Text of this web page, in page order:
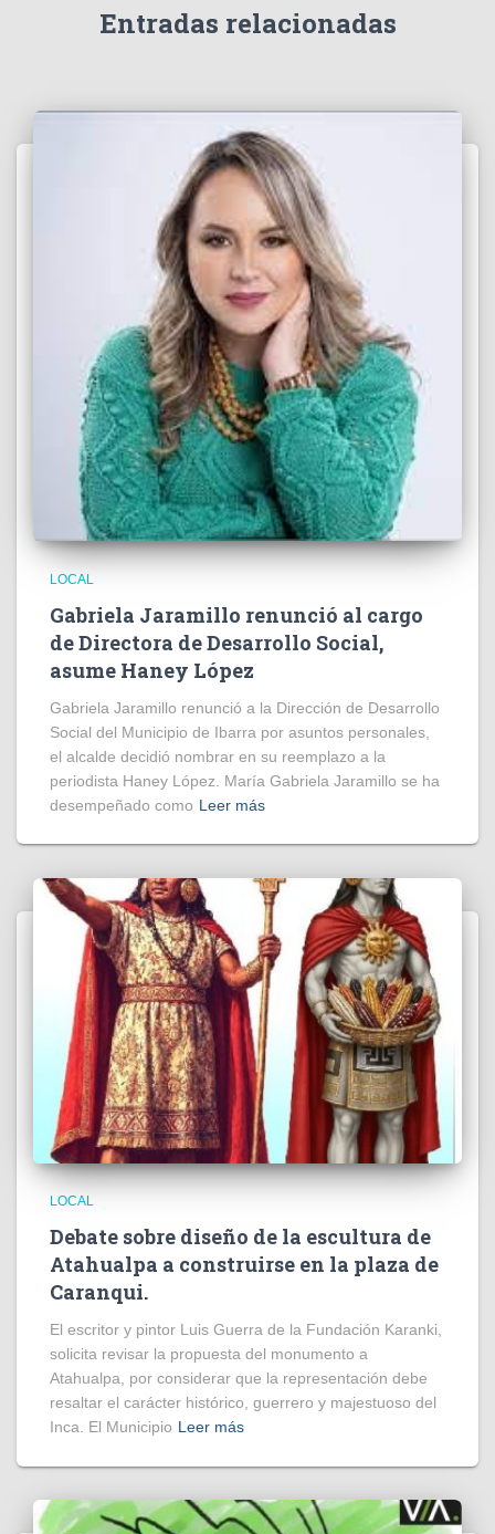
Entradas relacionadas
LOCAL
Gabriela Jaramillo renunció al cargo
de Directora de Desarrollo Social,
asume Haney López
Gabriela Jaramillo renunció a la Dirección de Desarrollo
Social del Municipio de Ibarra por asuntos personales,
el alcalde decidió nombrar en su reemplazo a la
periodista Haney López. María Gabriela Jaramillo se ha
desempeñado como Leer más
LOCAL
Debate sobre diseño de la escultura de
Atahualpa a construirse en la plaza de
Caranqui.
El escritor y pintor Luis Guerra de la Fundación Karanki,
solicita revisar la propuesta del monumento a
Atahualpa, por considerar que la representación debe
resaltar el carácter histórico, guerrero y majestuoso del
Inca. El Municipio Leer más